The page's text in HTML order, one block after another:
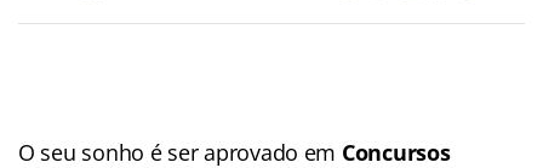
O seu sonho é ser aprovado em Concursos